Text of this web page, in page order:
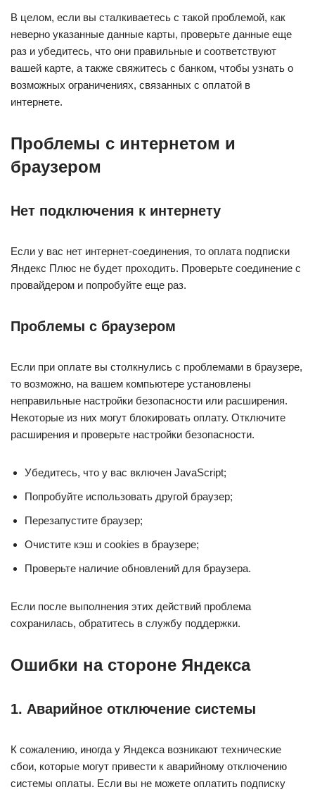
В целом, если вы сталкиваетесь с такой проблемой, как
неверно указанные данные карты, проверьте данные еще
раз и убедитесь, что они правильные и соответствуют
вашей карте, а также свяжитесь с банком, чтобы узнать о
возможных ограничениях, связанных с оплатой в
интернете.
Проблемы с интернетом и
браузером
Нет подключения к интернету
Если у вас нет интернет-соединения, то оплата подписки
Яндекс Плюс не будет проходить. Проверьте соединение с
провайдером и попробуйте еще раз.
Проблемы с браузером
Если при оплате вы столкнулись с проблемами в браузере,
то возможно, на вашем компьютере установлены
неправильные настройки безопасности или расширения.
Некоторые из них могут блокировать оплату. Отключите
расширения и проверьте настройки безопасности.
Убедитесь, что у вас включен JavaScript;
Попробуйте использовать другой браузер;
Перезапустите браузер;
Очистите кэш и cookies в браузере;
Проверьте наличие обновлений для браузера.
Если после выполнения этих действий проблема
сохранилась, обратитесь в службу поддержки.
Ошибки на стороне Яндекса
1. Аварийное отключение системы
К сожалению, иногда у Яндекса возникают технические
сбои, которые могут привести к аварийному отключению
системы оплаты. Если вы не можете оплатить подписку